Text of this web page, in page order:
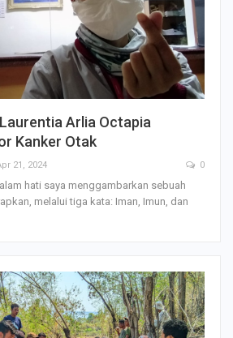
Arlia Octapia
Kanker Otak
21, 2024 0
hati saya menggambarkan sebuah
melalui tiga kata: Iman, Imun, dan